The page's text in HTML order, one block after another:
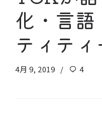
化・言
ティティ
4月 9, 2019 4